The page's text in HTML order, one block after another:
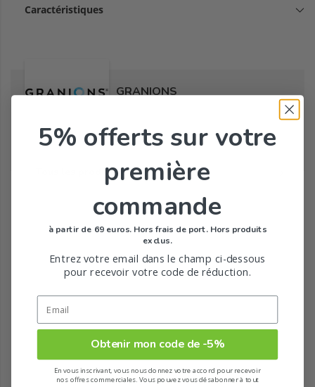
Caractéristiques
GRANIONS
Tous les produits de la marque
5% offerts sur votre
première
commande
à partir de 69 euros. Hors frais de port. Hors produits
exclus.
Entrez votre email dans le champ ci-dessous
pour recevoir votre code de réduction.
Obtenir mon code de -5%
En vous inscrivant, vous nous donnez votre accord pour recevoir
nos offres commerciales. Vous pouvez vous désabonner à tout